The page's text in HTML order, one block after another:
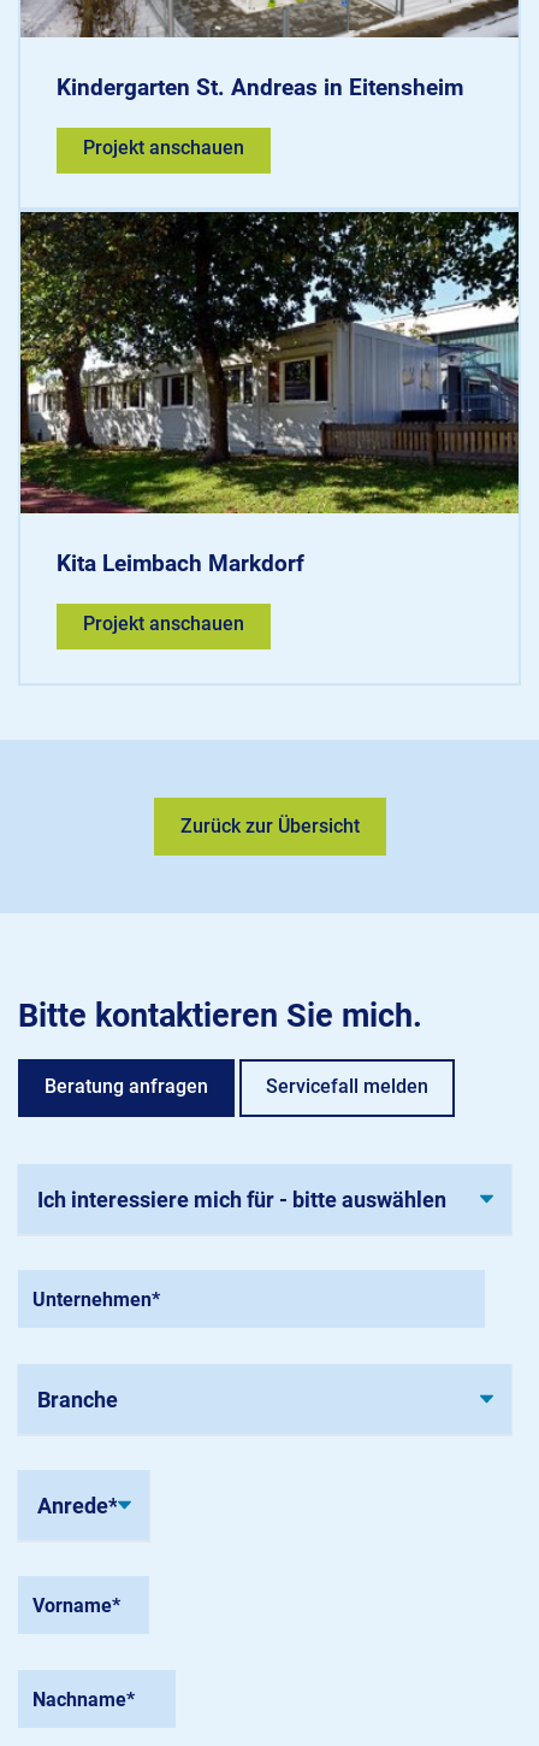
Kindergarten St. Andreas in Eitensheim
Projekt anschauen
Kita Leimbach Markdorf
Projekt anschauen
Zurück zur Übersicht
Bitte kontaktieren Sie mich.
Beratung anfragen Servicefall melden